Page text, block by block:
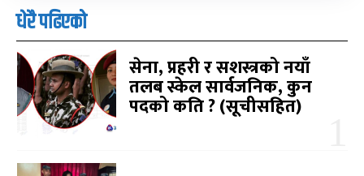
धेरै पढिएको
सेना, प्रहरी र सशस्त्रको नयाँ
तलब स्केल सार्वजनिक, कुन
पदको कति ? (सूचीसहित)